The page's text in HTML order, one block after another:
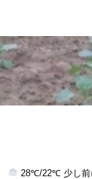
28℃/22℃ 少し前